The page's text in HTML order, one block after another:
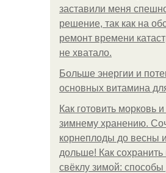
заставили меня
решение, так как на
ремонт времени
не хватало.
Больше энергии и
основных витамина
Как готовить морковь
зимнему хранению.
корнеплоды до весны
дольше! Как сохранить
свёклу зимой: